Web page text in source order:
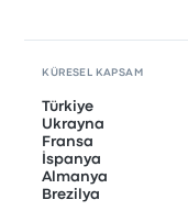
KÜRESEL KAPSAM
Türkiye
Ukrayna
Fransa
İspanya
Almanya
Brezilya